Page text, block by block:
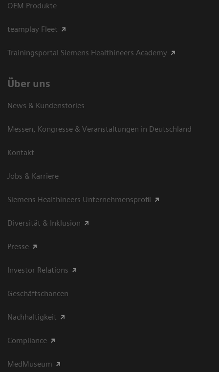
OEM Produkte
teamplay Fleet
Trainingsportal Siemens Healthineers Academy
Über uns
News & Kundenstories
Messen, Kongresse & Veranstaltungen in Deutschland
Kontakt
Jobs & Karriere
Siemens Healthineers Unternehmensprofil
Diversität & Inklusion
Presse
Investor Relations
Geschäftschancen
Nachhaltigkeit
Compliance
MedMuseum